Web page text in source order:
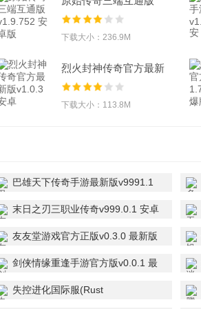
v1.9.752 安卓版
下载大小：236.9M
烈火封神传奇官方最新
版v1.0.3安卓
下载大小：113.8M
巴雄天下传奇手游最新版v9991.1
末日之刃三职业传奇v999.0.1 安卓
友友堂游戏官方正版v0.3.0 最新版
剑侠情缘重逢手游官方版v0.0.1 最
失控进化国际服(Rust